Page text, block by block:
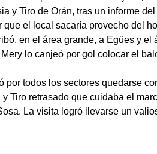
y Tiro de Orán, tras un informe
que el local sacaría provecho del
en el área grande, a Egües y el
lo canjeó por gol colocar el
por todos los sectores quedarse
Tiro retrasado que cuidaba el
La visita logró llevarse un